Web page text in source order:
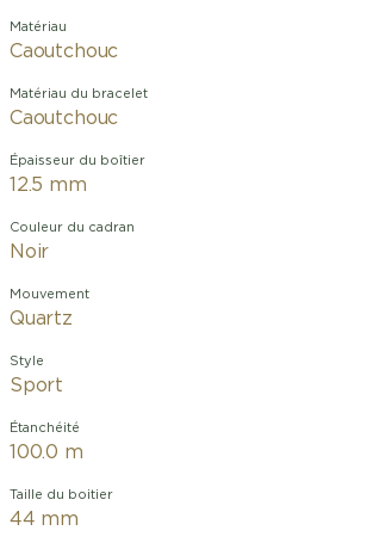
Matériau
Caoutchouc
Matériau du bracelet
Caoutchouc
Épaisseur du boîtier
12.5 mm
Couleur du cadran
Noir
Mouvement
Quartz
Style
Sport
Étanchéité
100.0 m
Taille du boitier
44 mm